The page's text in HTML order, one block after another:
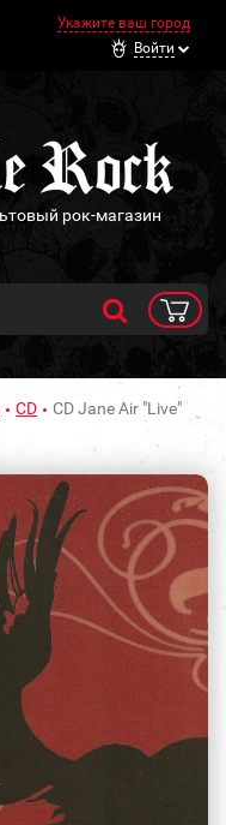
Укажите ваш город
Войти
рок-магазин
CD CD Jane Air "Live"